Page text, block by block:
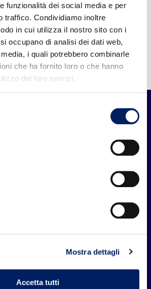
funzionalità dei social media e per
traffico. Condividiamo inoltre
in cui utilizza il nostro sito con i
occupano di analisi dei dati web,
i quali potrebbero combinarle
che ha fornito loro o che hanno
dei loro servizi.
Mostra dettagli
Accetta tutti
antinfluenzale per
come fare
Odv
e anonima del proprio
che necessitano del nostro
2/5 40131 Bologna